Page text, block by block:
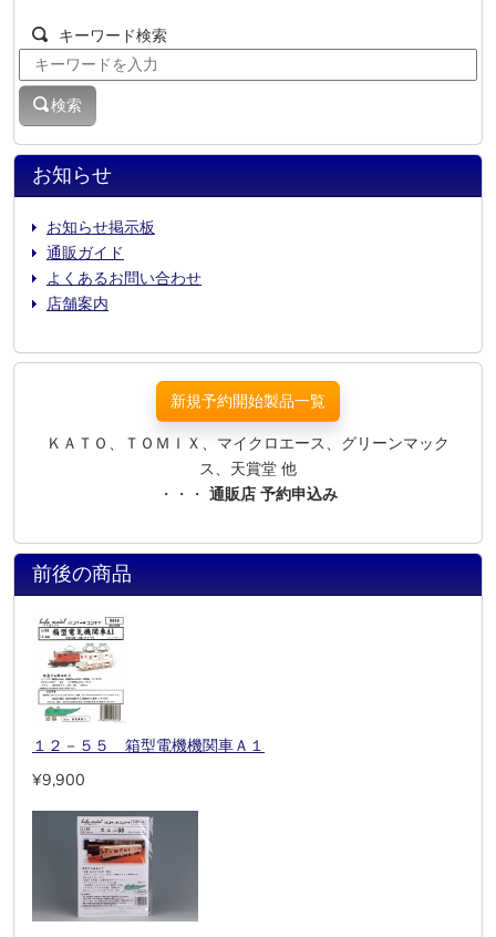
お知らせ
お知らせ掲示板
通販ガイド
よくあるお問い合わせ
店舗案内
キーワード検索
検索
新規予約開始製品一覧
ＫＡＴＯ、ＴＯＭＩＸ、マイクロエース、グリーンマック
ス、天賞堂 他
・・・ 通販店 予約申込み
前後の商品
１２－５５ 箱型電機機関車Ａ１
¥9,900